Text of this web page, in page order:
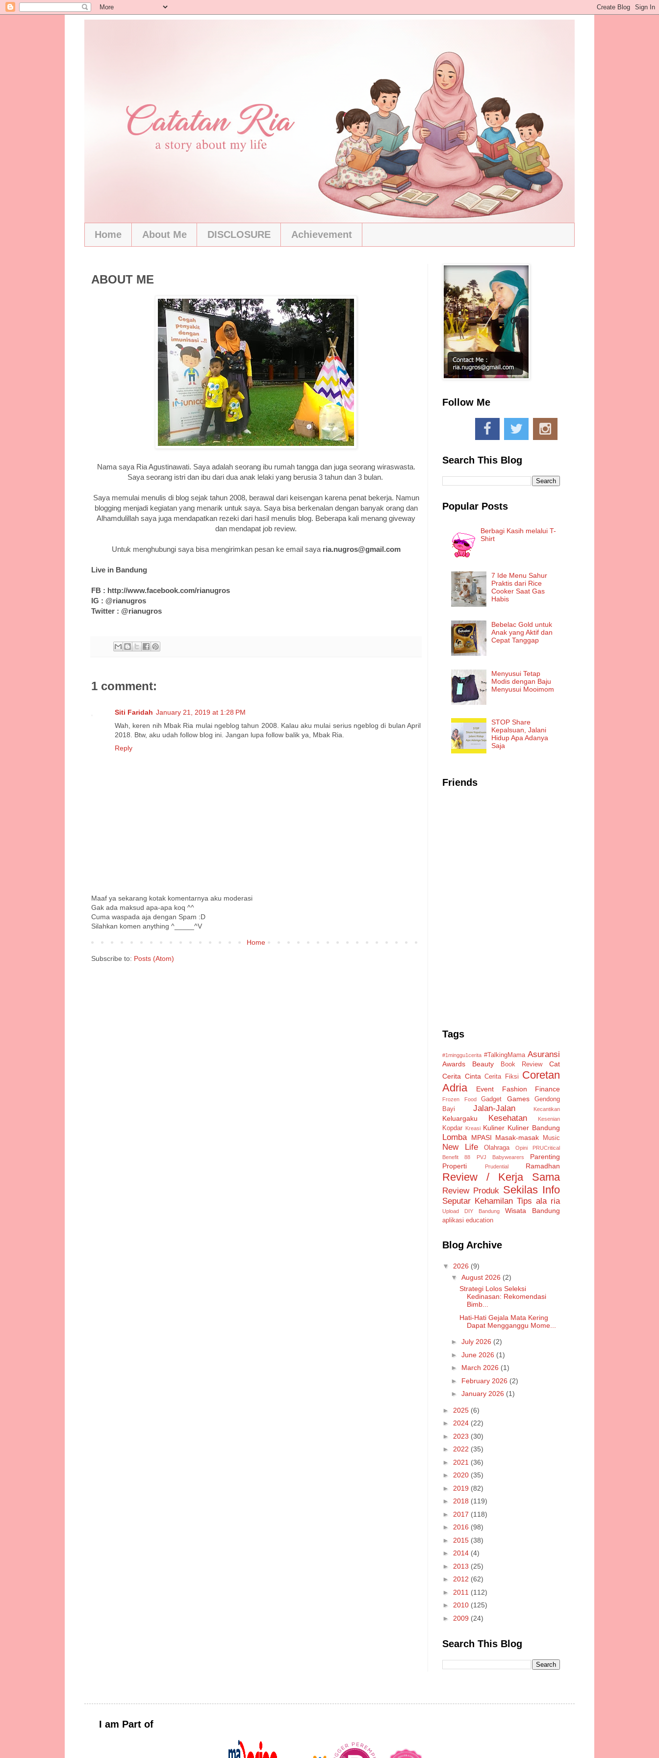
Home About Me DISCLOSURE Achievement
ABOUT ME
Nama saya Ria Agustinawati. Saya adalah seorang ibu rumah tangga dan juga seorang wiraswasta.
Saya seorang istri dan ibu dari dua anak lelaki yang berusia 3 tahun dan 3 bulan.
Saya memulai menulis di blog sejak tahun 2008, berawal dari keisengan karena penat bekerja. Namun
blogging menjadi kegiatan yang menarik untuk saya. Saya bisa berkenalan dengan banyak orang dan
Alhamdulillah saya juga mendapatkan rezeki dari hasil menulis blog. Beberapa kali menang giveway
dan mendapat job review.
Untuk menghubungi saya bisa mengirimkan pesan ke email saya ria.nugros@gmail.com
Live in Bandung
FB : http://www.facebook.com/rianugros
IG : @rianugros
Twitter : @rianugros
1 comment:
Siti Faridah January 21, 2019 at 1:28 PM
Wah, keren nih Mbak Ria mulai ngeblog tahun 2008. Kalau aku mulai serius ngeblog di bulan April
2018. Btw, aku udah follow blog ini. Jangan lupa follow balik ya, Mbak Ria.
Reply
Maaf ya sekarang kotak komentarnya aku moderasi
Gak ada maksud apa-apa koq ^^
Cuma waspada aja dengan Spam :D
Silahkan komen anything ^_____^V
Home
Subscribe to: Posts (Atom)
Follow Me
Search This Blog
Popular Posts
Berbagi Kasih melalui T-
Shirt
7 Ide Menu Sahur
Praktis dari Rice
Cooker Saat Gas
Habis
Bebelac Gold untuk
Anak yang Aktif dan
Cepat Tanggap
Menyusui Tetap
Modis dengan Baju
Menyusui Mooimom
STOP Share
Kepalsuan, Jalani
Hidup Apa Adanya
Saja
Friends
Tags
#1minggu1cerita #TalkingMama Asuransi
Awards Beauty Book Review
Cat
Cerita Cinta Cerita Fiksi
Coretan
Adria
Event Fashion Finance
Frozen Food Gadget Games
Gendong
Bayi
Jalan-Jalan Kecantikan
Keluargaku Kesehatan Kesenian
Kopdar Kreasi Kuliner Kuliner Bandung
Lomba MPASI Masak-masak Music
New Life Olahraga Opini
PRUCritical
Benefit 88
PVJ Babywearers
Parenting
Properti
Prudential Ramadhan
Review / Kerja Sama
Review Produk Sekilas Info
Seputar Kehamilan Tips ala ria
Upload DIY Bandung Wisata Bandung
aplikasi education
Blog Archive
▼ 2026 (9)
▼ August 2026 (2)
Strategi Lolos Seleksi
Kedinasan: Rekomendasi
Bimb...
Hati-Hati Gejala Mata Kering
Dapat Mengganggu Mome...
► July 2026 (2)
► June 2026 (1)
► March 2026 (1)
► February 2026 (2)
► January 2026 (1)
► 2025 (6)
► 2024 (22)
► 2023 (30)
► 2022 (35)
► 2021 (36)
► 2020 (35)
► 2019 (82)
► 2018 (119)
► 2017 (118)
► 2016 (98)
► 2015 (38)
► 2014 (4)
► 2013 (25)
► 2012 (62)
► 2011 (112)
► 2010 (125)
► 2009 (24)
Search This Blog
I am Part of